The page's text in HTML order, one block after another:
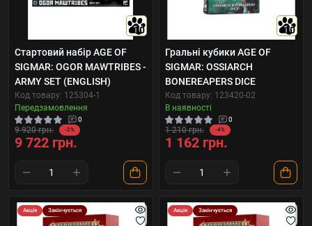
10
Стартовий набір AGE OF
SIGMAR: OGOR MAWTRIBES -
ARMY SET (ENGLISH)
Код товару: 125304-1
Передзамовлення
0
9 920 грн. -2%
9 722 грн.
10
Гральні кубики AGE OF
SIGMAR: OSSIARCH
BONEREAPERS DICE
Код товару: 123420-02
В наявності
0
1 210 грн. -4%
1 162 грн.
Акція Закінчується Акція Закінчується